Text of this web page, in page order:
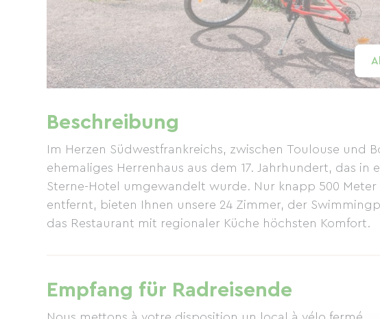
Beschreibung
Im Herzen Südwestfrankreichs, zwischen Toulouse und
ehemaliges Herrenhaus aus dem 17. Jahrhundert, das in
Sterne-Hotel umgewandelt wurde. Nur knapp 500
entfernt, bieten Ihnen unsere 24 Zimmer, der
das Restaurant mit regionaler Küche höchsten Komfort.
Empfang für Radreisende